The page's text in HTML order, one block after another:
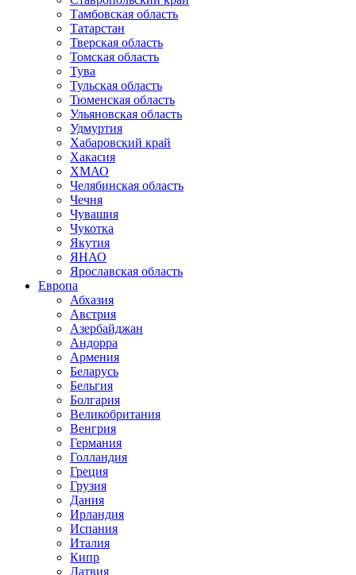
Тамбовская область
Татарстан
Тверская область
Томская область
Тува
Тульская область
Тюменская область
Ульяновская область
Удмуртия
Хабаровский край
Хакасия
ХМАО
Челябинская область
Чечня
Чувашия
Чукотка
Якутия
ЯНАО
Ярославская область
Европа
Абхазия
Австрия
Азербайджан
Андорра
Армения
Беларусь
Бельгия
Болгария
Великобритания
Венгрия
Германия
Голландия
Греция
Грузия
Дания
Ирландия
Испания
Италия
Кипр
Латвия